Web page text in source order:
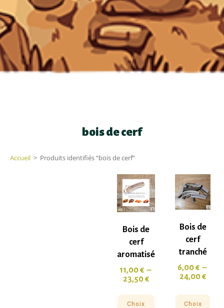
bois de cerf
Accueil > Produits identifiés “bois de cerf”
Bois de
cerf
aromatisé
11,00€ –
23,50€
Choix
Bois de
cerf
tranché
6,00€ –
24,00€
Choix